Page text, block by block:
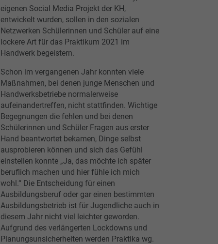
eigenen Social Media Projekt der KH,
entwickelt wurden, sollen in den sozialen
Netzwerken Schülerinnen und Schüler auf eine
lockere Art für das Praktikum 2021 im
Handwerk begeistern.
Schon im vergangenen Jahr konnten viele
Maßnahmen, bei denen junge Menschen und
Handwerksbetriebe normalerweise
aufeinandertreffen, nicht stattfinden. Wichtige
Begegnungen die fehlen und bei denen
Schülerinnen und Schüler Fragen aus erster
Hand beantwortet bekamen, Dinge selbst
ausprobieren können und sich das Gefühl
einstellen konnte „Ja, das möchte ich später
beruflich machen und hier fühle ich mich
wohl.“ Die Entscheidung für einen
Ausbildungsberuf oder gar einen bestimmten
Ausbildungsbetrieb ist für Jugendliche auch in
diesem Jahr nicht viel leichter geworden.
Aufgrund des verlängerten Lockdowns und
Planungsunsicherheiten werden Praktika wg.